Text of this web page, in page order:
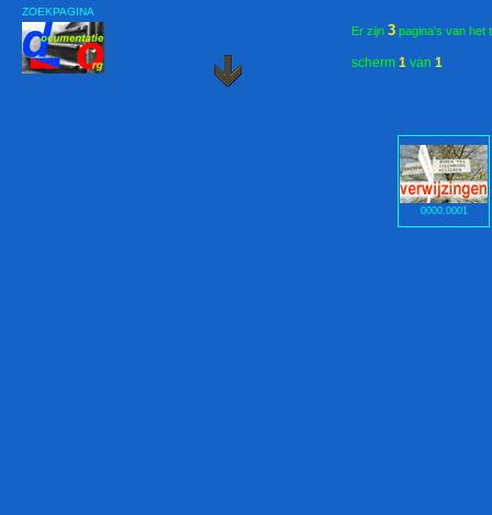
ZOEKPAGINA
Er zijn 3 pagina's van het
0000.0001
scherm 1 van 1